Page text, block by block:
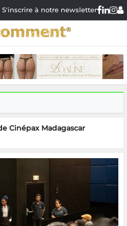
S'inscrire à notre newsletter
Cinépax Madagascar